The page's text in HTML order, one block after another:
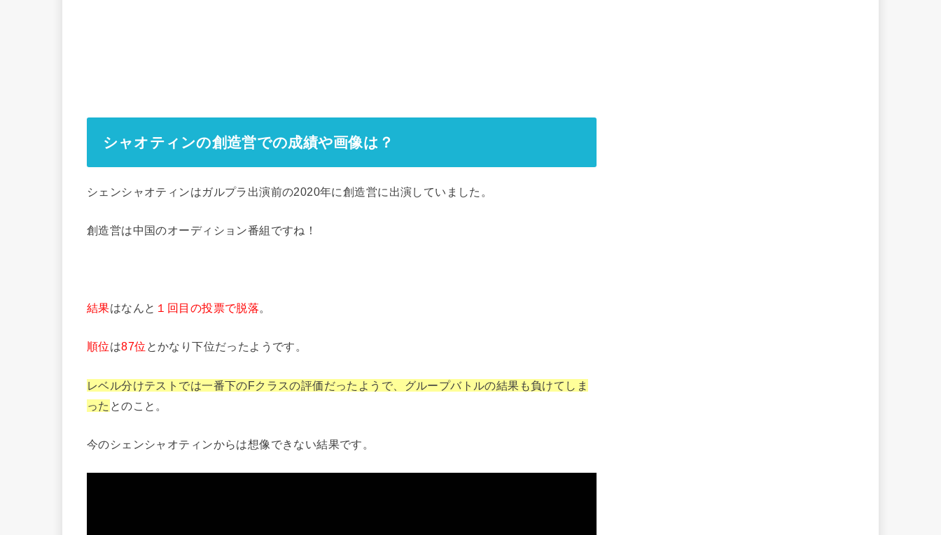
シャオティンの創造営での成績や画像は？
シェンシャオティンはガルプラ出演前の2020年に創造営に出演していました。
創造営は中国のオーディション番組ですね！
結果はなんと １回目の投票で脱落。
順位は87位 とかなり下位だったようです。
レベル分けテストでは一番下のFクラスの評価だったようで、グループバトルの結果も負けてしま
った とのこと。
今のシェンシャオティンからは想像できない結果です。